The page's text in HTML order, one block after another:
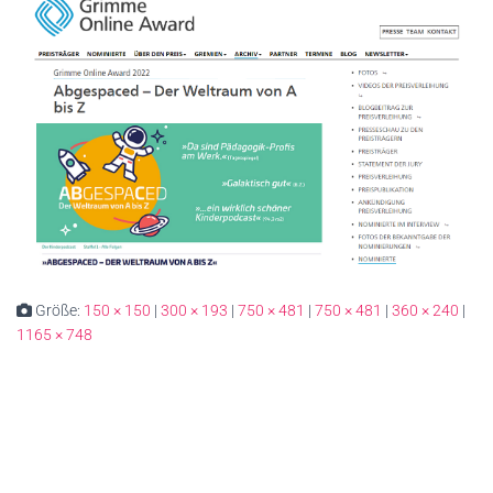
Größe: 150 × 150 | 300 × 193 | 750 × 481 | 750 × 481 | 360 × 240 |
1165 × 748